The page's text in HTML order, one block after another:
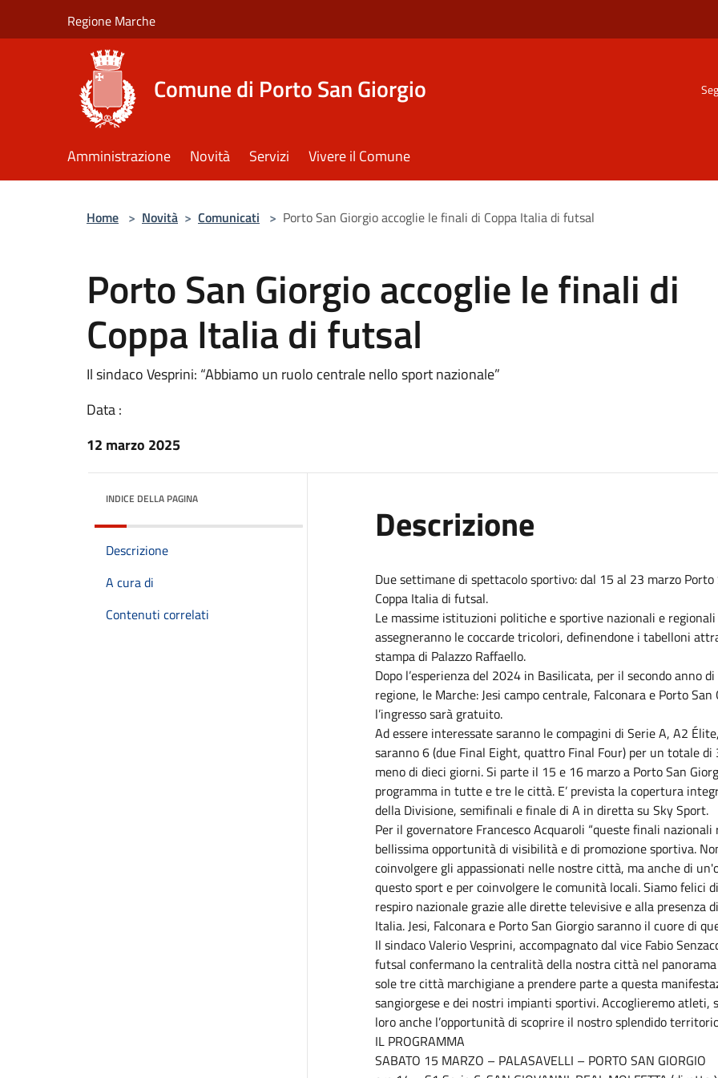
Regione Marche
Comune di Porto San Giorgio
Amministrazione Novità Servizi Vivere il Comune
Home > Novità > Comunicati > Porto San Giorgio accoglie le finali di Coppa Italia di futsal
Porto San Giorgio accoglie le finali di
Coppa Italia di futsal
Il sindaco Vesprini: “Abbiamo un ruolo centrale nello sport nazionale”
Data :
12 marzo 2025
INDICE DELLA PAGINA
Descrizione
A cura di
Contenuti correlati
Descrizione
Due settimane di spettacolo sportivo: dal 15 al 23 marzo
Coppa Italia di futsal.
Le massime istituzioni politiche e sportive nazionali e
assegneranno le coccarde tricolori, definendone i tabelloni
stampa di Palazzo Raffaello.
Dopo l’esperienza del 2024 in Basilicata, per il secondo anno
regione, le Marche: Jesi campo centrale, Falconara e Porto
l’ingresso sarà gratuito.
Ad essere interessate saranno le compagini di Serie A, A2
saranno 6 (due Final Eight, quattro Final Four) per un totale
meno di dieci giorni. Si parte il 15 e 16 marzo a Porto San
programma in tutte e tre le città. E’ prevista la copertura
della Divisione, semifinali e finale di A in diretta su Sky Sport.
Per il governatore Francesco Acquaroli “queste finali
bellissima opportunità di visibilità e di promozione sportiva.
coinvolgere gli appassionati nelle nostre città, ma anche di
questo sport e per coinvolgere le comunità locali. Siamo felici
respiro nazionale grazie alle dirette televisive e alla
Italia. Jesi, Falconara e Porto San Giorgio saranno il cuore di
Il sindaco Valerio Vesprini, accompagnato dal vice Fabio
futsal confermano la centralità della nostra città nel
sole tre città marchigiane a prendere parte a questa
sangiorgese e dei nostri impianti sportivi. Accoglieremo
loro anche l’opportunità di scoprire il nostro splendido
IL PROGRAMMA
SABATO 15 MARZO – PALASAVELLI – PORTO SAN GIORGIO